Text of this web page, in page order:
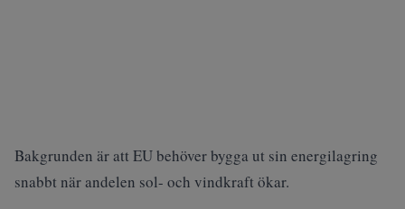
Bakgrunden är att EU behöver bygga ut sin energilagring
snabbt när andelen sol- och vindkraft ökar.